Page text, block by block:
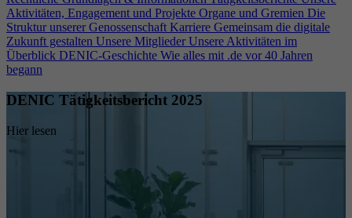
Aktivitäten, Engagement und Projekte Organe und Gremien Die
Struktur unserer Genossenschaft Karriere Gemeinsam die digitale
Zukunft gestalten Unsere Mitglieder Unsere Aktivitäten im
Überblick DENIC-Geschichte Wie alles mit .de vor 40 Jahren
begann
DENIC Tätigkeitsbericht 2025
Hier lesen